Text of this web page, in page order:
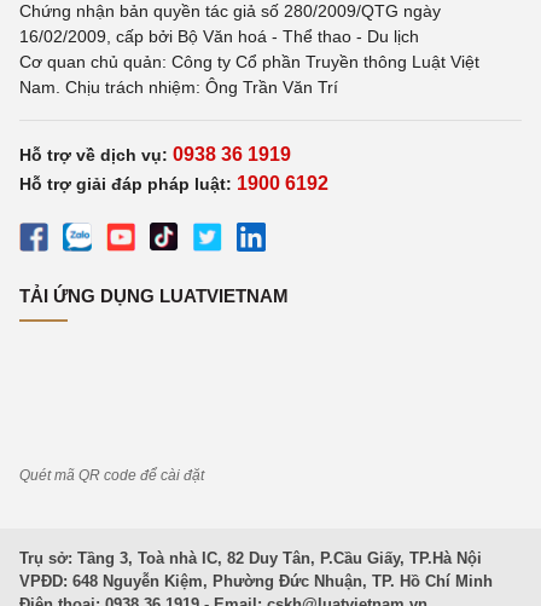
Chứng nhận bản quyền tác giả số 280/2009/QTG ngày
16/02/2009, cấp bởi Bộ Văn hoá - Thể thao - Du lịch
Cơ quan chủ quản: Công ty Cổ phần Truyền thông Luật Việt
Nam. Chịu trách nhiệm: Ông Trần Văn Trí
Hỗ trợ về dịch vụ: 0938 36 1919
Hỗ trợ giải đáp pháp luật: 1900 6192
TẢI ỨNG DỤNG LUATVIETNAM
Quét mã QR code để cài đặt
Trụ sở: Tầng 3, Toà nhà IC, 82 Duy Tân, P.Cầu Giấy, TP.Hà Nội
VPĐD: 648 Nguyễn Kiệm, Phường Đức Nhuận, TP. Hồ Chí Minh